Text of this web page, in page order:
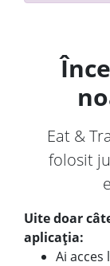
Eat &
folosit
Uite doar
aplicația:
Ai